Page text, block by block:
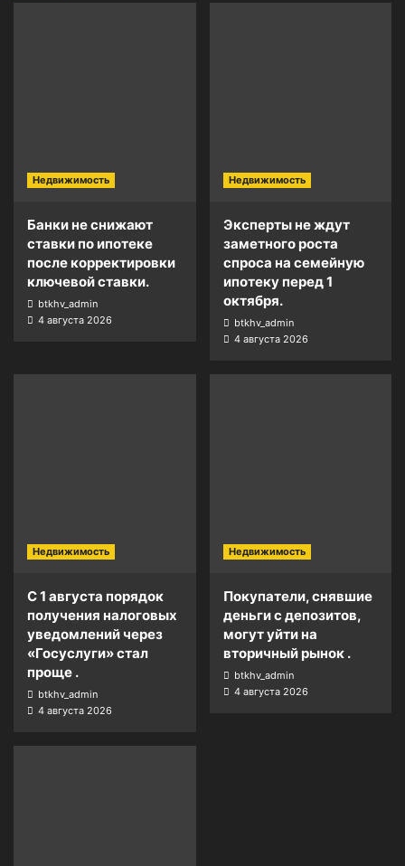
Недвижимость
Банки не снижают
ставки по ипотеке
после корректировки
ключевой ставки.
btkhv_admin
4 августа 2026
Недвижимость
Эксперты не ждут
заметного роста
спроса на семейную
ипотеку перед 1
октября.
btkhv_admin
4 августа 2026
Недвижимость
С 1 августа порядок
получения налоговых
уведомлений через
«Госуслуги» стал
проще .
btkhv_admin
4 августа 2026
Недвижимость
Покупатели, снявшие
деньги с депозитов,
могут уйти на
вторичный рынок .
btkhv_admin
4 августа 2026